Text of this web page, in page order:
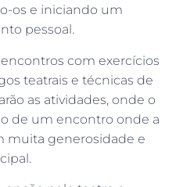
os e iniciando um
pessoal.
com exercícios
teatrais e técnicas de
as atividades, onde o
de um encontro onde a
muita generosidade e